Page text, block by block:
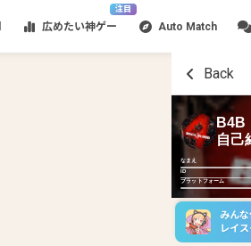
注目
広めたい神ゲー Auto Match
Back
B4B
自己
なまえ
ID
プラットフォーム
みん
レイ